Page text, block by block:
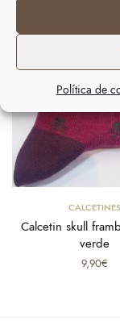
Política de
Select
CALCETINES
Calcetin skull
verde
9,90€